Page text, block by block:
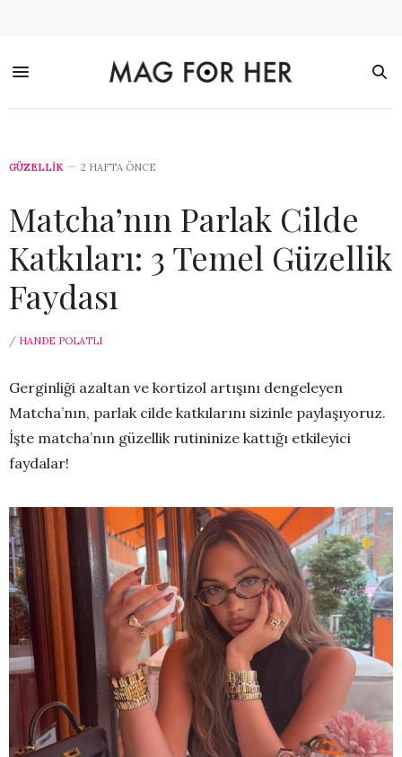
GÜZELLİK 2 HAFTA ÖNCE
Matcha’nın Parlak Cilde
Katkıları: 3 Temel Güzellik
Faydası
/ HANDE POLATLI
Gerginliği azaltan ve kortizol artışını dengeleyen
Matcha’nın, parlak cilde katkılarını sizinle paylaşıyoruz.
İşte matcha’nın güzellik rutininize kattığı etkileyici
faydalar!